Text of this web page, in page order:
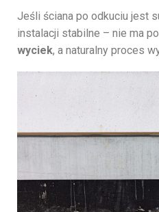
Jeśli ściana po odkuciu jest
instalacji stabilne – nie ma
wyciek, a naturalny proces